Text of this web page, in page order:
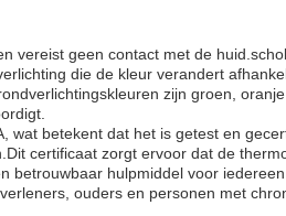
vereist geen contact met de
die de kleur verandert
zijn groen, oranje
wat betekent dat het is getest en
certificaat zorgt ervoor dat de
betrouwbaar hulpmiddel voor
ouders en personen met